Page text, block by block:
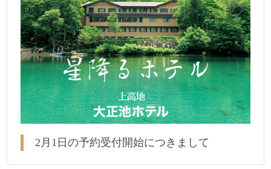
2月1日の予約受付開始につきまして